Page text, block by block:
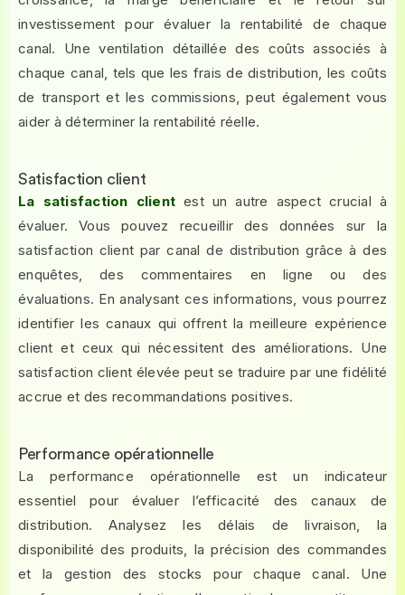
investissement pour évaluer la rentabilité de chaque
canal. Une ventilation détaillée des coûts associés à
chaque canal, tels que les frais de distribution, les coûts
de transport et les commissions, peut également vous
aider à déterminer la rentabilité réelle.
Satisfaction client
La satisfaction client est un autre aspect crucial à
évaluer. Vous pouvez recueillir des données sur la
satisfaction client par canal de distribution grâce à des
enquêtes, des commentaires en ligne ou des
évaluations. En analysant ces informations, vous pourrez
identifier les canaux qui offrent la meilleure expérience
client et ceux qui nécessitent des améliorations. Une
satisfaction client élevée peut se traduire par une fidélité
accrue et des recommandations positives.
Performance opérationnelle
La performance opérationnelle est un indicateur
essentiel pour évaluer l’efficacité des canaux de
distribution. Analysez les délais de livraison, la
disponibilité des produits, la précision des commandes
et la gestion des stocks pour chaque canal. Une